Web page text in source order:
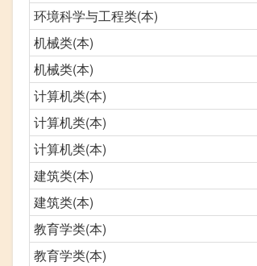
环境科学与工程类(本)
机械类(本)
机械类(本)
计算机类(本)
计算机类(本)
计算机类(本)
建筑类(本)
建筑类(本)
教育学类(本)
教育学类(本)